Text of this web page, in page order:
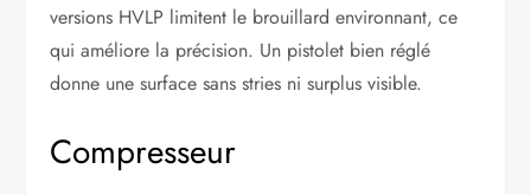
versions HVLP limitent le brouillard environnant, ce
qui améliore la précision. Un pistolet bien réglé
donne une surface sans stries ni surplus visible.
Compresseur